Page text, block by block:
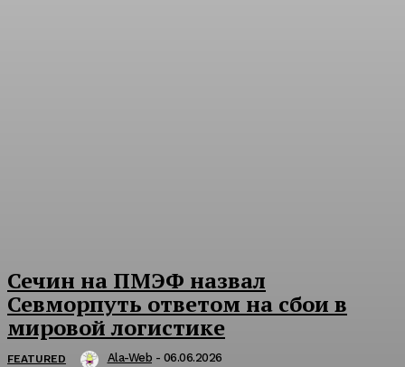
Сечин на ПМЭФ назвал
Севморпуть ответом на сбои в
мировой логистике
FEATURED Ala-Web - 06.06.2026